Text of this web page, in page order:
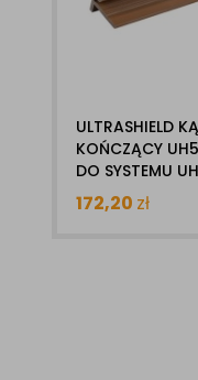
ULTRASHIELD
KOŃCZĄCY
DO SYSTEMU
172,20 zł